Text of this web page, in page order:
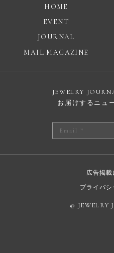
HOME
EVENT
JOURNAL
MAIL MAGAZINE
JEWELRY
お届けするニュ
広告掲載
プライバシ
© JEWELRY